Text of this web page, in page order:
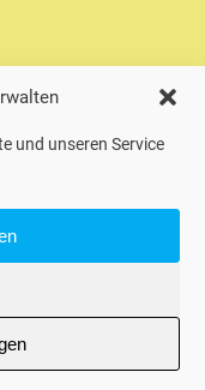
und unseren Service